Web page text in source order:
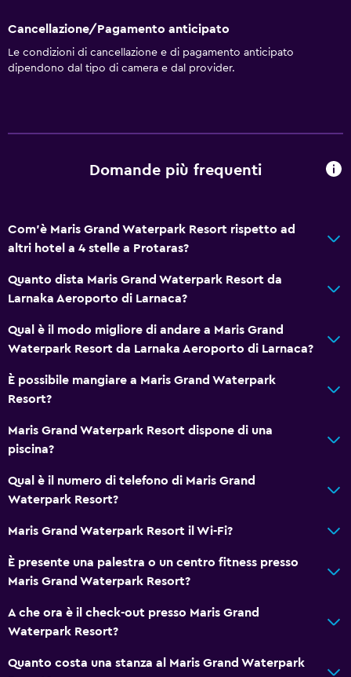
Cancellazione/Pagamento anticipato
Le condizioni di cancellazione e di pagamento anticipato
dipendono dal tipo di camera e dal provider.
Domande più frequenti
Com'è Maris Grand Waterpark Resort rispetto ad
altri hotel a 4 stelle a Protaras?
Quanto dista Maris Grand Waterpark Resort da
Larnaka Aeroporto di Larnaca?
Qual è il modo migliore di andare a Maris Grand
Waterpark Resort da Larnaka Aeroporto di Larnaca?
È possibile mangiare a Maris Grand Waterpark
Resort?
Maris Grand Waterpark Resort dispone di una
piscina?
Qual è il numero di telefono di Maris Grand
Waterpark Resort?
Maris Grand Waterpark Resort il Wi-Fi?
È presente una palestra o un centro fitness presso
Maris Grand Waterpark Resort?
A che ora è il check-out presso Maris Grand
Waterpark Resort?
Quanto costa una stanza al Maris Grand Waterpark